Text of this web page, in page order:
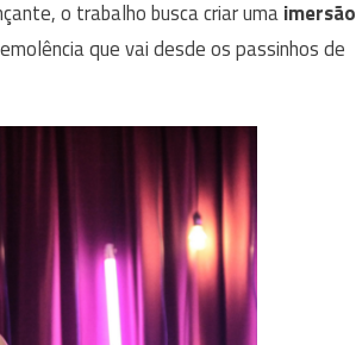
o trabalho busca criar umaimersão
que vai desde os passinhos de